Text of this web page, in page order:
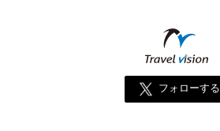
フォローする